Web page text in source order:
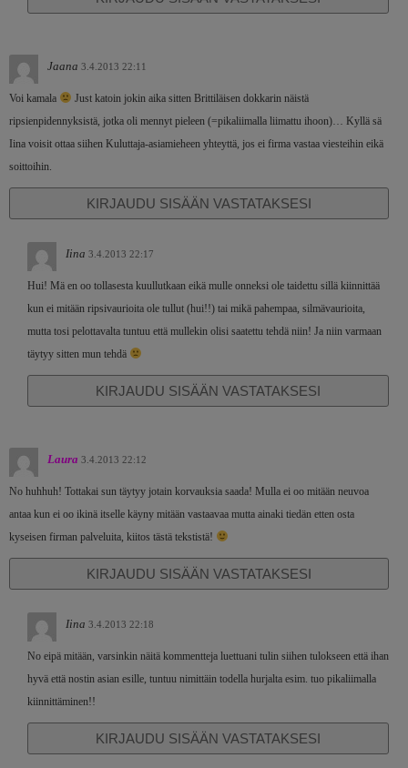
Jaana 3.4.2013 22:11
Voi kamala
Just katoin jokin aika sitten Brittiläisen dokkarin näistä
ripsienpidennyksistä, jotka oli mennyt pieleen (=pikaliimalla liimattu ihoon)… Kyllä sä
Iina voisit ottaa siihen Kuluttaja-asiamieheen yhteyttä, jos ei firma vastaa viesteihin eikä
soittoihin.
KIRJAUDU SISÄÄN VASTATAKSESI
Iina 3.4.2013 22:17
Hui! Mä en oo tollasesta kuullutkaan eikä mulle onneksi ole taidettu sillä kiinnittää
kun ei mitään ripsivaurioita ole tullut (hui!!) tai mikä pahempaa, silmävaurioita,
mutta tosi pelottavalta tuntuu että mullekin olisi saatettu tehdä niin! Ja niin varmaan
täytyy sitten mun tehdä
KIRJAUDU SISÄÄN VASTATAKSESI
Laura 3.4.2013 22:12
No huhhuh! Tottakai sun täytyy jotain korvauksia saada! Mulla ei oo mitään neuvoa
antaa kun ei oo ikinä itselle käyny mitään vastaavaa mutta ainaki tiedän etten osta
kyseisen firman palveluita, kiitos tästä tekstistä!
KIRJAUDU SISÄÄN VASTATAKSESI
Iina 3.4.2013 22:18
No eipä mitään, varsinkin näitä kommentteja luettuani tulin siihen tulokseen että ihan
hyvä että nostin asian esille, tuntuu nimittäin todella hurjalta esim. tuo pikaliimalla
kiinnittäminen!!
KIRJAUDU SISÄÄN VASTATAKSESI